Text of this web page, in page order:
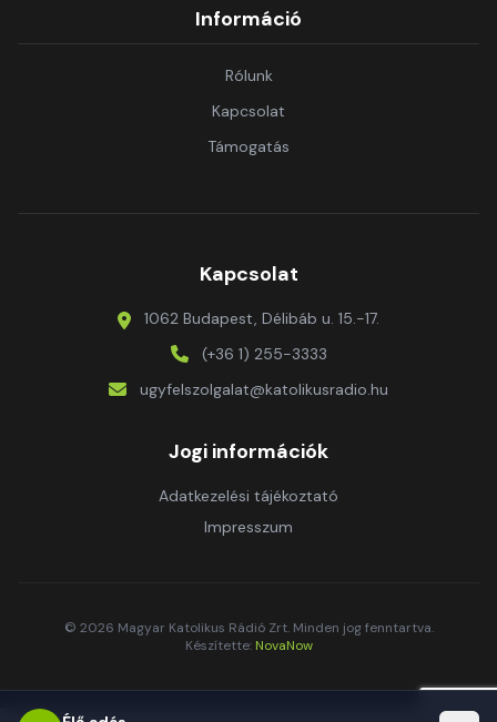
Információ
Rólunk
Kapcsolat
Támogatás
Kapcsolat
1062 Budapest, Délibáb u. 15.-17.
(+36 1) 255-3333
ugyfelszolgalat@katolikusradio.hu
Jogi információk
Adatkezelési tájékoztató
Impresszum
© 2026 Magyar Katolikus Rádió Zrt. Minden jog fenntartva.
Készítette: NovaNow